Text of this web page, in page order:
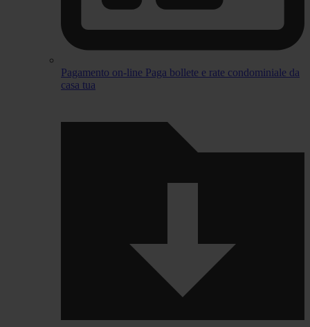
Pagamento on-line Paga bollete e rate condominiale da
casa tua